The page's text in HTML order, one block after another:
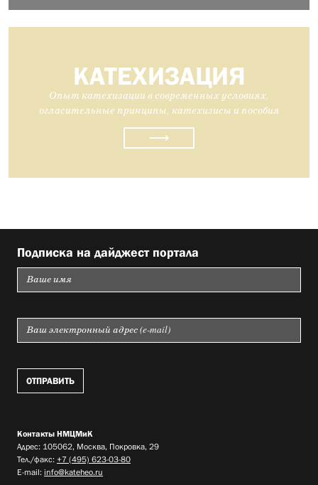
КАТЕХИЗАЦИЯ
Опыт катехизации в современных условиях,
огласительные принципы, катехизисы и пособия
⟶
Подписка на дайджест портала
Контакты НМЦМиК
Адрес: 105062, Москва, Покровка, 29
Тел./факс: +7 (495) 623-03-80
E-mail: info@kateheo.ru